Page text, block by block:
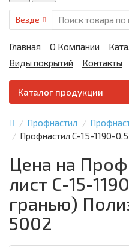
Везде
Главная О Компании
Виды покрытий
Контакты
Каталог продукции
Профнастил
Профнастил С-15-1190-
Цена на
лист С-15-
гранью)
5002